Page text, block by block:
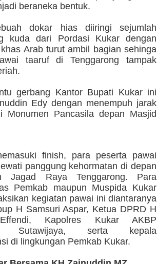
beraneka bentuk.
dokar hias diiringi sejumlah
kuda dari Pordasi Kukar dengan
Arab turut ambil bagian sehinga
taaruf di Tenggarong tampak
gerbang Kantor Bupati Kukar ini
Edy dengan menempuh jarak
Pancasila depan Masjid
finish, para peserta pawai
panggung kehormatan di depan
Jagad Raya Tenggarong. Para
Pemkab maupun Muspida Kukar
kegiatan pawai ini diantaranya
H Samsuri Aspar, Ketua DPRD H
Kapolres Kukar AKBP
Sutawijaya, serta kepala
di lingkungan Pemkab Kukar.